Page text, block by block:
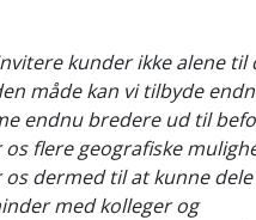
kunder ikke alene til
måde kan vi tilbyde
endnu bredere ud til
flere geografiske
dermed til at kunne
med kolleger og